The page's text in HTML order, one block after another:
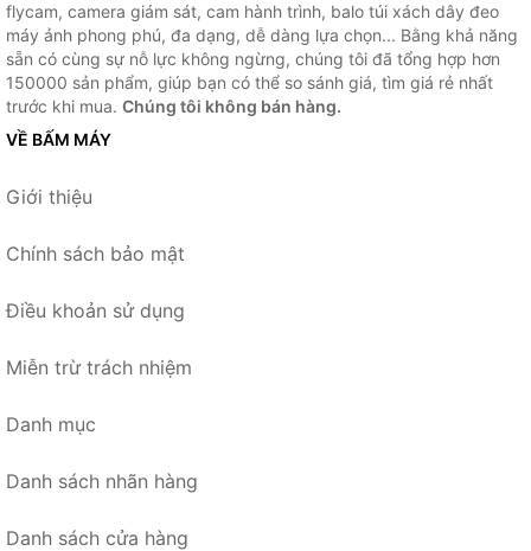
flycam, camera giám sát, cam hành trình, balo túi xách dây đeo
máy ảnh phong phú, đa dạng, dễ dàng lựa chọn... Bằng khả năng
sẵn có cùng sự nỗ lực không ngừng, chúng tôi đã tổng hợp hơn
150000 sản phẩm, giúp bạn có thể so sánh giá, tìm giá rẻ nhất
trước khi mua. Chúng tôi không bán hàng.
VỀ BẤM MÁY
Giới thiệu
Chính sách bảo mật
Điều khoản sử dụng
Miễn trừ trách nhiệm
Danh mục
Danh sách nhãn hàng
Danh sách cửa hàng